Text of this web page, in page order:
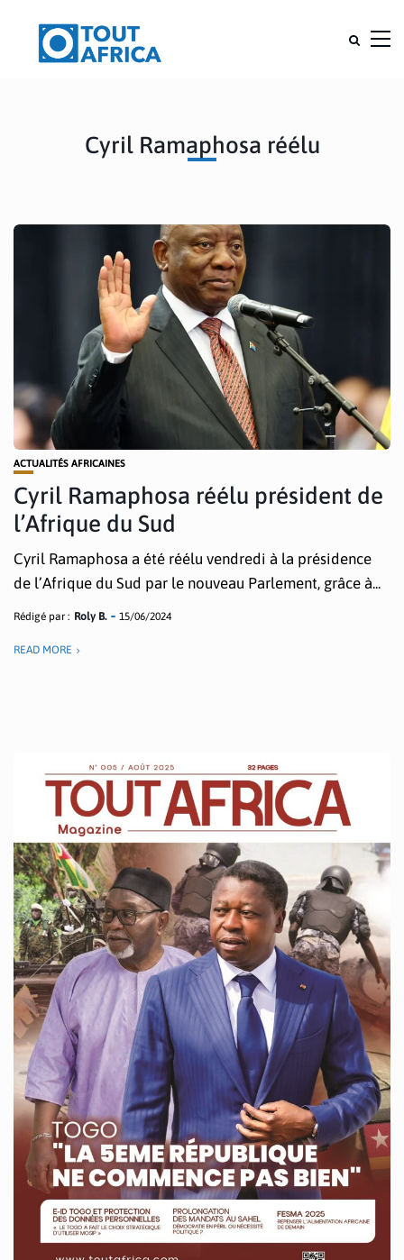
Cyril Ramaphosa réélu
ACTUALITÉS AFRICAINES
Cyril Ramaphosa réélu président de
l’Afrique du Sud
Cyril Ramaphosa a été réélu vendredi à la présidence
de l’Afrique du Sud par le nouveau Parlement, grâce à...
Rédigé par : Roly B. 15/06/2024
READ MORE